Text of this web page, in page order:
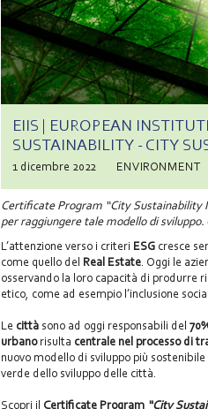
EIIS | EUROPEAN
SUSTAINABILITY - CITY
1 dicembre 2022 ENVIRONMENT
Certificate Program “City Sustainability
per raggiungere tale modello di sviluppo.
L’attenzione verso i criteri ESG cresce
come quello del Real Estate. Oggi le
osservando la loro capacità di produrre
etico, come ad esempio l’inclusione
Le città sono ad oggi responsabili del
urbanorisulta centrale nel processo di
nuovo modello di sviluppo più
verde dello sviluppo delle città.
Scopri il Certificate Program “City